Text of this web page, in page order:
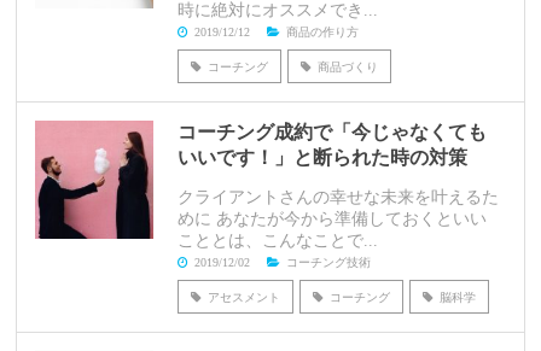
時に絶対にオススメでき...
2019/12/12 商品の作り方
コーチング 商品づくり
コーチング成約で「今じゃなくても
いいです！」と断られた時の対策
クライアントさんの幸せな未来を叶えるた
めに あなたが今から準備しておくといい
こととは、こんなことで...
2019/12/02 コーチング技術
アセスメント コーチング 脳科学